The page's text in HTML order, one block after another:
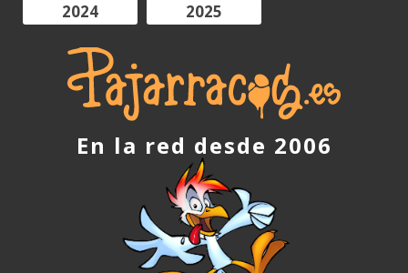
2024
2025
En la red desde 2006